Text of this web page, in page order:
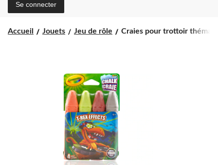
pour
Se connecter
Accueil Jouets Jeu de rôle
Craies
Craies pour trottoir